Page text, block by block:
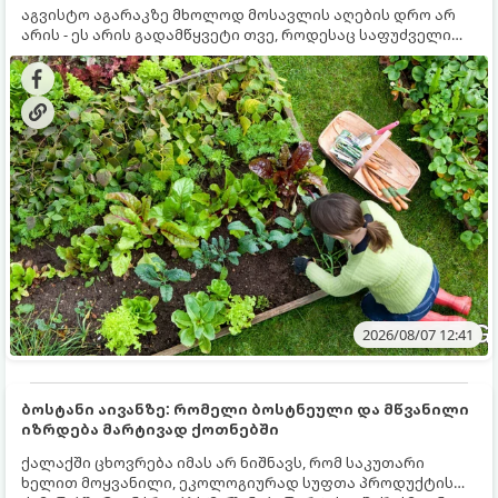
აგვისტო აგარაკზე მხოლოდ მოსავლის აღების დრო არ
არის - ეს არის გადამწყვეტი თვე, როდესაც საფუძველი
ეყრება მომავალი წლის მოსავალს და ბაღი მზადდება
შემოდგომა-ზამთრის სეზონისთვის. იმისათვის, რომ
ნიადაგმა ენერგია აღიდგინოს, ხოლო მცენარეებმა
ზამთარს გაუძლონ, აგვისტოს ბოლომდე 5
მნიშვნელოვანი საქმის გაკეთება უნდა მოასწროთ:
2026/08/07 12:41
ბოსტანი აივანზე: რომელი ბოსტნეული და მწვანილი
იზრდება მარტივად ქოთნებში
ქალაქში ცხოვრება იმას არ ნიშნავს, რომ საკუთარი
ხელით მოყვანილი, ეკოლოგიურად სუფთა პროდუქტის